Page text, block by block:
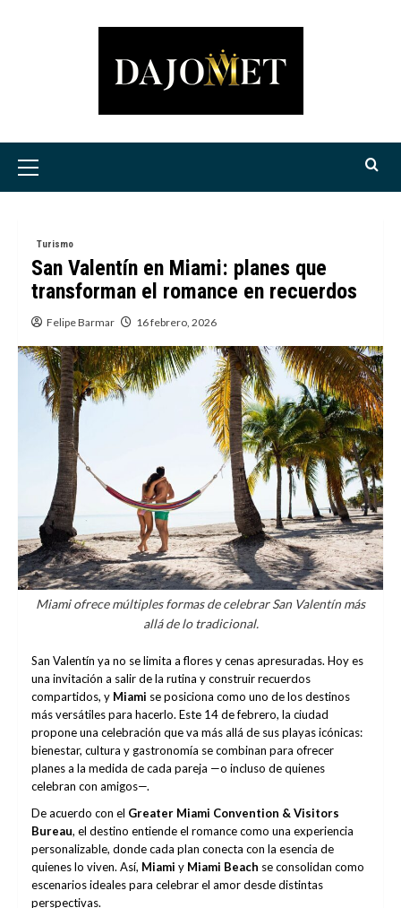
Menú
Turismo
San Valentín en Miami: planes que
transforman el romance en recuerdos
Felipe Barmar 16 febrero, 2026
Miami ofrece múltiples formas de celebrar San Valentín más
allá de lo tradicional.
San Valentín ya no se limita a flores y cenas apresuradas. Hoy es
una invitación a salir de la rutina y construir recuerdos
compartidos, y Miami se posiciona como uno de los destinos
más versátiles para hacerlo. Este 14 de febrero, la ciudad
propone una celebración que va más allá de sus playas icónicas:
bienestar, cultura y gastronomía se combinan para ofrecer
planes a la medida de cada pareja —o incluso de quienes
celebran con amigos—.
De acuerdo con el Greater Miami Convention & Visitors
Bureau, el destino entiende el romance como una experiencia
personalizable, donde cada plan conecta con la esencia de
quienes lo viven. Así, Miami y Miami Beach se consolidan como
escenarios ideales para celebrar el amor desde distintas
perspectivas.